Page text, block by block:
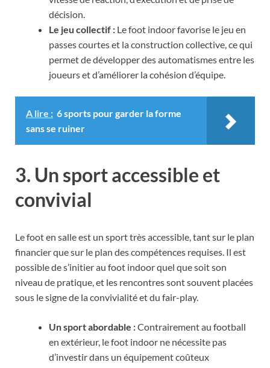
décision.
Le jeu collectif : Le foot indoor favorise le jeu en
passes courtes et la construction collective, ce qui
permet de développer des automatismes entre les
joueurs et d’améliorer la cohésion d’équipe.
A lire : 6 sports pour garder la forme
sans se ruiner
3. Un sport accessible et
convivial
Le foot en salle est un sport très accessible, tant sur le plan
financier que sur le plan des compétences requises. Il est
possible de s’initier au foot indoor quel que soit son
niveau de pratique, et les rencontres sont souvent placées
sous le signe de la convivialité et du fair-play.
Un sport abordable :Contrairement au football
en extérieur, le foot indoor ne nécessite pas
d’investir dans un équipement coûteux